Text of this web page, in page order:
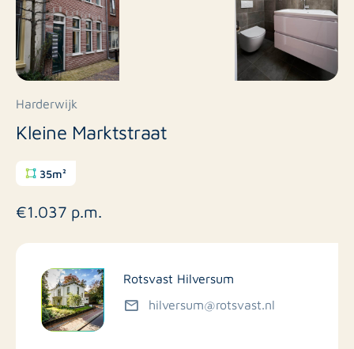
Harderwijk
Kleine Marktstraat
35m²
€1.037 p.m.
Rotsvast Hilversum
hilversum@rotsvast.nl